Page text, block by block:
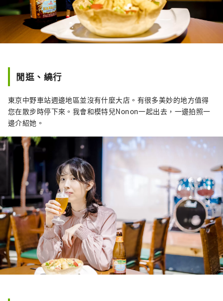
閒逛、繞行
東京中野車站週邊地區並沒有什麼大店。有很多美妙的地方值得
您在散步時停下來。我會和模特兒Nonon一起出去，一邊拍照一
邊介紹她。